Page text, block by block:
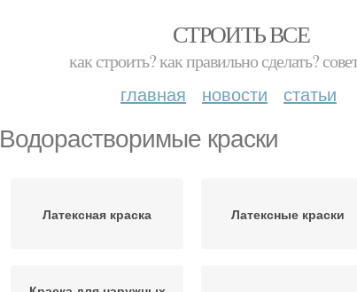
СТРОИТЬ ВСЕ
как строить? как правильно сделать?
главная новости статьи
Водорастворимые краски
Латексная краска Латексные краски